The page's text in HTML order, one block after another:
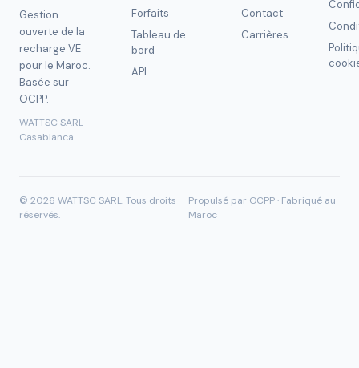
Gestion
ouverte de la
recharge VE
pour le Maroc.
Basée sur
OCPP.
WATTSC SARL ·
Casablanca
Forfaits
Tableau de
bord
API
Contact
Carrières
© 2026 WATTSC SARL.Tous droits
réservés.
Propulsé par OCPP · Fabriqué au
Maroc